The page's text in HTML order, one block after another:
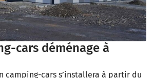
cars déménage à
camping-cars s’installera à partir du